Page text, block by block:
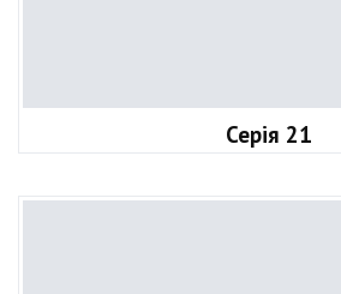
Серія 21